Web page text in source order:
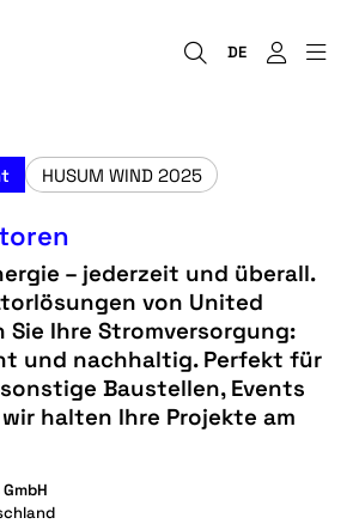
DE
HUSUM WIND 2025
– jederzeit und überall.
von United
Sie Ihre Stromversorgung:
und nachhaltig. Perfekt für
Baustellen, Events
halten Ihre Projekte am